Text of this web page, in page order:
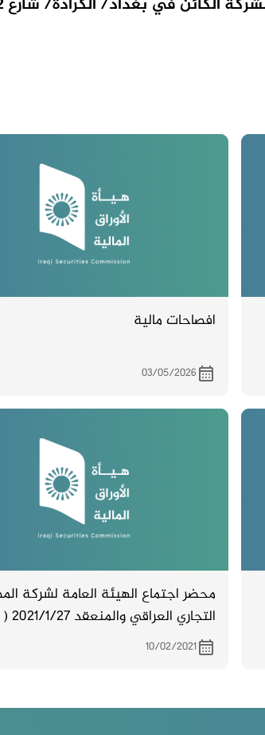
افصاحات مالية
03/05/2026
محضر اجتماع الهيئة العامة لشركة
المصدق )
10/02/2021